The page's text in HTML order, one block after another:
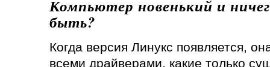
Компьютер новенький и
быть?
Когда версия Линукс появляется,
всеми драйверами, какие только